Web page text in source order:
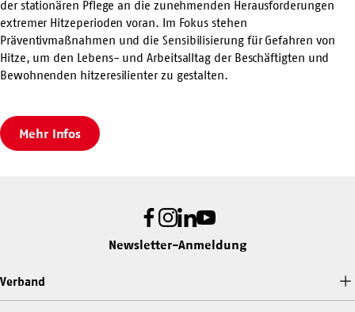
der stationären Pflege an die zunehmenden Herausforderungen
extremer Hitzeperioden voran. Im Fokus stehen
Präventivmaßnahmen und die Sensibilisierung für Gefahren von
Hitze, um den Lebens- und Arbeitsalltag der Beschäftigten und
Bewohnenden hitzeresilienter zu gestalten.
Mehr Infos
Facebook
Instagram
LinkedIn
Youtube
Newsletter-Anmeldung
Verband